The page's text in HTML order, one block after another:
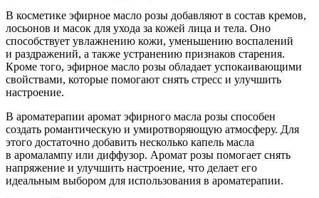
В косметике эфирное масло розы добавляют в состав кремов,
лосьонов и масок для ухода за кожей лица и тела. Оно
способствует увлажнению кожи, уменьшению воспалений
и раздражений, а также устранению признаков старения.
Кроме того, эфирное масло розы обладает успокаивающими
свойствами, которые помогают снять стресс и улучшить
настроение.
В ароматерапии аромат эфирного масла розы способен
создать романтическую и умиротворяющую атмосферу. Для
этого достаточно добавить несколько капель масла
в аромалампу или диффузор. Аромат розы помогает снять
напряжение и улучшить настроение, что делает его
идеальным выбором для использования в ароматерапии.